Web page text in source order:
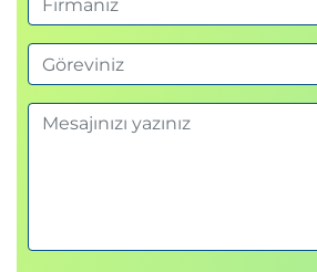
7. SRE ve DevOps
SRE’yi DevOps döngüsüne
Hız ve güvenilirlik dengesini